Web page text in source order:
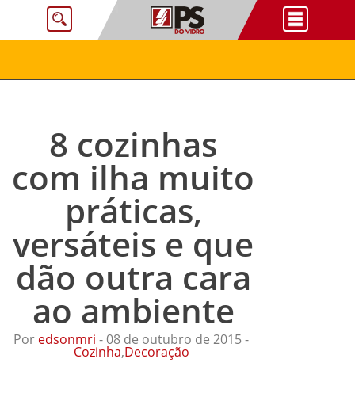
8 cozinhas
com ilha muito
práticas,
versáteis e que
dão outra cara
ao ambiente
Por edsonmri - 08 de outubro de 2015 -
Cozinha,Decoração